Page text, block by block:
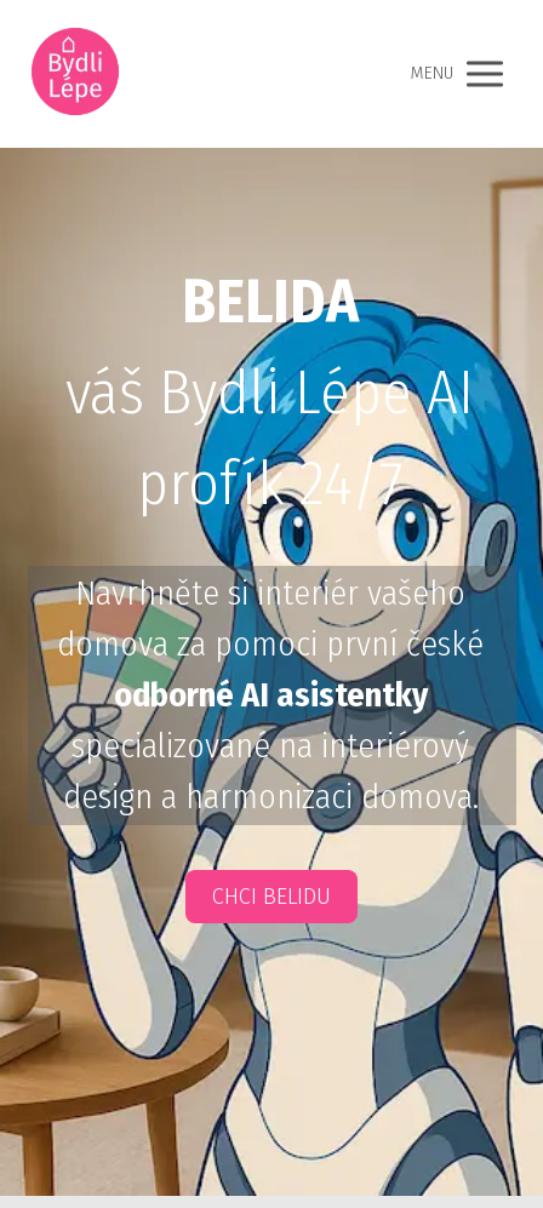
MENU
BELIDA
váš Bydli Lépe AI
profík 24/7
Navrhněte si interiér vašeho
domova za pomoci první české
odborné AI asistentky
specializované na interiérový
design a harmonizaci domova.
CHCI BELIDU